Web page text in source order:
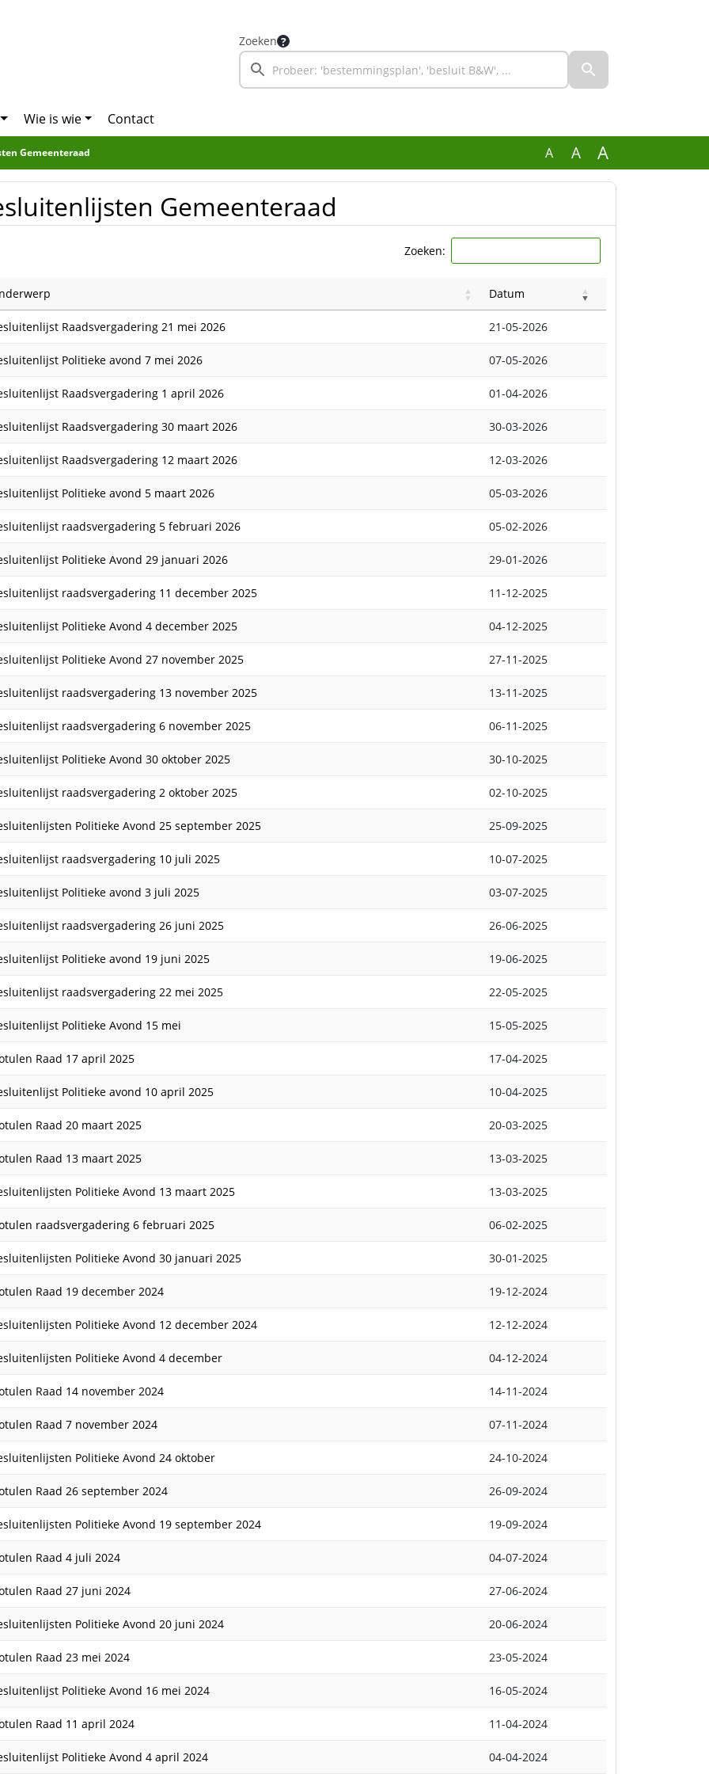
Zoeken
Wie is wie Contact
Gemeenteraad A A A
Gemeenteraad
Zoeken:
Datum
Raadsvergadering 21 mei 2026 21-05-2026
Politieke avond 7 mei 2026 07-05-2026
Raadsvergadering 1 april 2026 01-04-2026
Raadsvergadering 30 maart 2026 30-03-2026
Raadsvergadering 12 maart 2026 12-03-2026
Politieke avond 5 maart 2026 05-03-2026
raadsvergadering 5 februari 2026 05-02-2026
Politieke Avond 29 januari 2026 29-01-2026
raadsvergadering 11 december 2025 11-12-2025
Politieke Avond 4 december 2025 04-12-2025
Politieke Avond 27 november 2025 27-11-2025
raadsvergadering 13 november 2025 13-11-2025
raadsvergadering 6 november 2025 06-11-2025
Politieke Avond 30 oktober 2025 30-10-2025
raadsvergadering 2 oktober 2025 02-10-2025
Politieke Avond 25 september 2025 25-09-2025
raadsvergadering 10 juli 2025 10-07-2025
Politieke avond 3 juli 2025 03-07-2025
raadsvergadering 26 juni 2025 26-06-2025
Politieke avond 19 juni 2025 19-06-2025
raadsvergadering 22 mei 2025 22-05-2025
Politieke Avond 15 mei 15-05-2025
Raad 17 april 2025 17-04-2025
Politieke avond 10 april 2025 10-04-2025
Raad 20 maart 2025 20-03-2025
Raad 13 maart 2025 13-03-2025
Politieke Avond 13 maart 2025 13-03-2025
raadsvergadering 6 februari 2025 06-02-2025
Politieke Avond 30 januari 2025 30-01-2025
Raad 19 december 2024 19-12-2024
Politieke Avond 12 december 2024 12-12-2024
Politieke Avond 4 december 04-12-2024
Raad 14 november 2024 14-11-2024
Raad 7 november 2024 07-11-2024
Politieke Avond 24 oktober 24-10-2024
Raad 26 september 2024 26-09-2024
Politieke Avond 19 september 2024 19-09-2024
Raad 4 juli 2024 04-07-2024
Raad 27 juni 2024 27-06-2024
Politieke Avond 20 juni 2024 20-06-2024
Raad 23 mei 2024 23-05-2024
Politieke Avond 16 mei 2024 16-05-2024
Raad 11 april 2024 11-04-2024
Politieke Avond 4 april 2024 04-04-2024